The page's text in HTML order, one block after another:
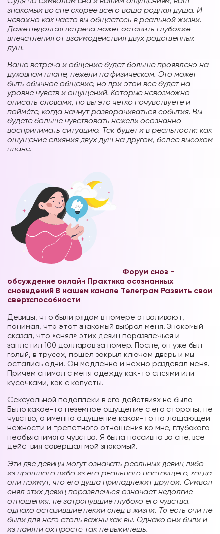
знакомый во сне скорее всего ваша родная душа. И
неважно как часто вы общаетесь в реальной жизни.
Даже недолгая встреча может оставить глубокие
впечатления от взаимодействия двух родственных
душ.
Ваша встреча и общение будет больше проявлено на
духовном плане, нежели на физическом. Это может
быть обычное общение, но при этом все будет на
уровне чувств и ощущений. Которые невозможно
описать словами, но вы это четко почувствуете и
поймёте, когда начнут разворачиваться события. Вы
будете больше чувствовать нежели осознанно
воспринимать ситуацию. Так будет и в реальности: как
ощущение слияния двух душ на другом, более высоком
плане.
Форум снов -
обсуждение онлайн Практика осознанных
сновидений В нашем канале Телеграм Развить свои
сверхспособности
Девицы, что были рядом в номере отваливают,
понимая, что этот знакомый выбрал меня. Знакомый
сказал, что «снял» этих девиц поразвлечься и
заплатил 100 долларов за номер. После, он уже был
голый, в трусах, пошел закрыл ключом дверь и мы
остались одни. Он медленно и нежно раздевал меня.
Причем снимал с меня одежду как-то слоями или
кусочками, как с капусты.
Сексуальной подоплеки в его действиях не было.
Было какое-то неземное ощущение с его стороны, не
чувство, а именно ощущение какой-то поглощающей
нежности и трепетного отношения ко мне, глубокого
необъяснимого чувства. Я была пассивна во сне, все
действия совершал мой знакомый.
Эти две девицы могут означать реальных девиц либо
из прошлого либо из его реального настоящего, когда
они поймут, что его душа принадлежит другой. Символ
снял этих девиц поразвлечься означает недолгие
отношения, не затронувшие глубоко его чувства,
однако оставившие некий след в жизни. То есть они не
были для него столь важны как вы. Однако они были и
из памяти ох просто так не выкинешь.